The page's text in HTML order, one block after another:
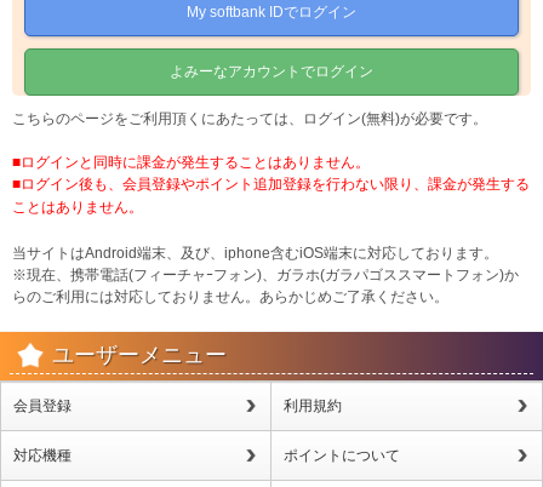
My softbank IDでログイン
よみーなアカウントでログイン
こちらのページをご利用頂くにあたっては、ログイン(無料)が必要です。
■ログインと同時に課金が発生することはありません。
■ログイン後も、会員登録やポイント追加登録を行わない限り、課金が発生する
ことはありません。
当サイトはAndroid端末、及び、iphone含むiOS端末に対応しております。
※現在、携帯電話(フィーチャｰフォン)、ガラホ(ガラパゴススマートフォン)か
らのご利用には対応しておりません。あらかじめご了承ください。
ユーザーメニュー
会員登録 利用規約
対応機種 ポイントについて